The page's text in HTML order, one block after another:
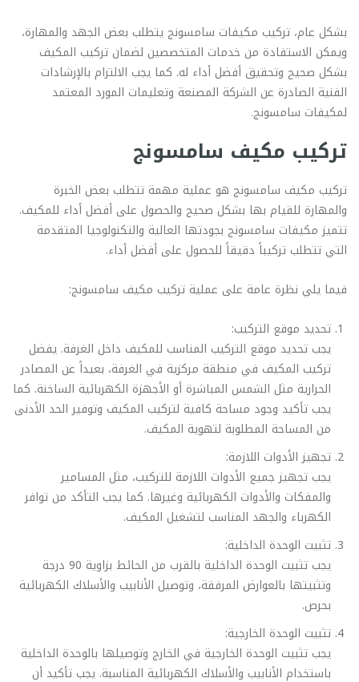
بشكل عام، تركيب مكيفات سامسونج يتطلب بعض الجهد والمهارة،
ويمكن الاستفادة من خدمات المتخصصين لضمان تركيب المكيف
بشكل صحيح وتحقيق أفضل أداء له. كما يجب الالتزام بالإرشادات
الفنية الصادرة عن الشركة المصنعة وتعليمات المورد المعتمد
لمكيفات سامسونج.
تركيب مكيف سامسونج
تركيب مكيف سامسونج هو عملية مهمة تتطلب بعض الخبرة
والمهارة للقيام بها بشكل صحيح والحصول على أفضل أداء للمكيف.
تتميز مكيفات سامسونج بجودتها العالية والتكنولوجيا المتقدمة
التي تتطلب تركيباً دقيقاً للحصول على أفضل أداء.
فيما يلي نظرة عامة على عملية تركيب مكيف سامسونج:
تحديد موقع التركيب:
يجب تحديد موقع التركيب المناسب للمكيف داخل الغرفة. يفضل
تركيب المكيف في منطقة مركزية في الغرفة، بعيداً عن المصادر
الحرارية مثل الشمس المباشرة أو الأجهزة الكهربائية الساخنة. كما
يجب تأكيد وجود مساحة كافية لتركيب المكيف وتوفير الحد الأدنى
من المساحة المطلوبة لتهوية المكيف.
تجهيز الأدوات اللازمة:
يجب تجهيز جميع الأدوات اللازمة للتركيب، مثل المسامير
والمفكات والأدوات الكهربائية وغيرها. كما يجب التأكد من توافر
الكهرباء والجهد المناسب لتشغيل المكيف.
تثبيت الوحدة الداخلية:
يجب تثبيت الوحدة الداخلية بالقرب من الحائط بزاوية 90 درجة
وتثبيتها بالعوارض المرفقة، وتوصيل الأنابيب والأسلاك الكهربائية
بحرص.
تثبيت الوحدة الخارجية:
يجب تثبيت الوحدة الخارجية في الخارج وتوصيلها بالوحدة الداخلية
باستخدام الأنابيب والأسلاك الكهربائية المناسبة. يجب تأكيد أن